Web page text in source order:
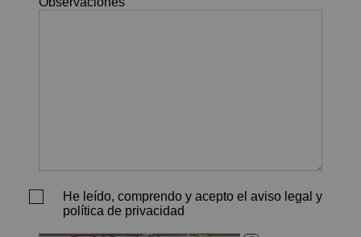
He leído, comprendo y acepto el aviso legal y
política de privacidad